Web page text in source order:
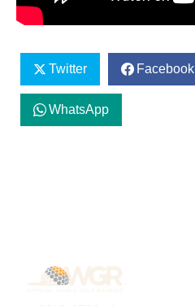
Twitter Facebook
WhatsApp